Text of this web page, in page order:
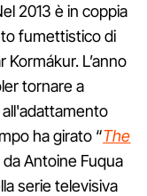
2013 è in coppia
fumettistico di
Kormákur. L’anno
tornare a
ha girato “The
Antoine Fuqua
serie televisiva